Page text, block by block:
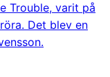
Trouble, varit på
Det blev en